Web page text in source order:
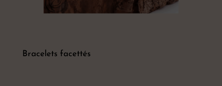
Bracelets facettés